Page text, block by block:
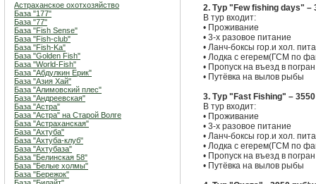
Астраханское охотхозяйство
База "177"
База "77"
База "Fish Sense"
База "Fish-club"
База "Fish-Ka"
База "Golden Fish"
База "World-Fish"
База "Абдулкин Ерик"
База "Азия Хай"
База "Алимовский плес"
База "Андреевская"
База "Астра"
База "Астра" на Старой Волге
База "Астраханская"
База "Ахтуба"
База "Ахтуба-клуб"
База "Ахтубаза"
База "Белинская 58"
База "Белые холмы"
База "Бережок"
2. Тур "Few fishing days" –
В тур входит:
• Проживание
• 3-х разовое питание
• Ланч-боксы гор.и хол.
• Лодка с егерем(ГСМ по
• Пропуск на въезд в
• Путёвка на вылов рыбы
3. Тур "Fast Fishing" –
В тур входит:
• Проживание
• 3-х разовое питание
• Ланч-боксы гор.и хол.
• Лодка с егерем(ГСМ по
• Пропуск на въезд в
• Путёвка на вылов рыбы